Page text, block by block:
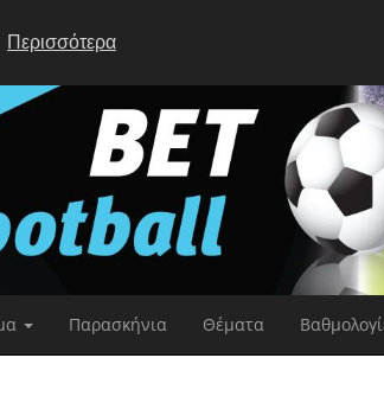
Περισσότερα
Παρασκήνια Θέματα